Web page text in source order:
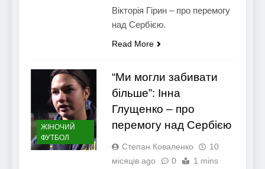
Вікторія Гірин – про перемогу
над Сербією.
Read More
ЖІНОЧИЙ
ФУТБОЛ
“Ми могли забивати
більше”: Інна
Глущенко – про
перемогу над Сербією
Степан Коваленко
10
місяців ago
0 1 mins